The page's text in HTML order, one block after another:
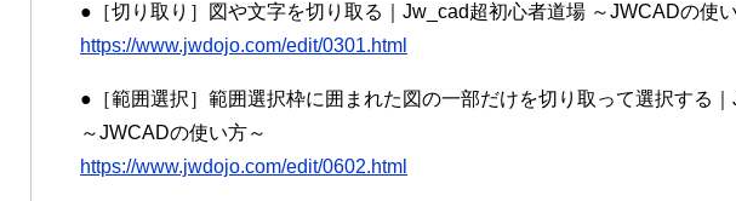
●［切り取り］図や文字を切り取る｜Jw_cad超初心者道場 ～JWCADの使
https://www.jwdojo.com/edit/0301.html
●［範囲選択］範囲選択枠に囲まれた図の一部だけを切り取って選択する
～JWCADの使い方～
https://www.jwdojo.com/edit/0602.html